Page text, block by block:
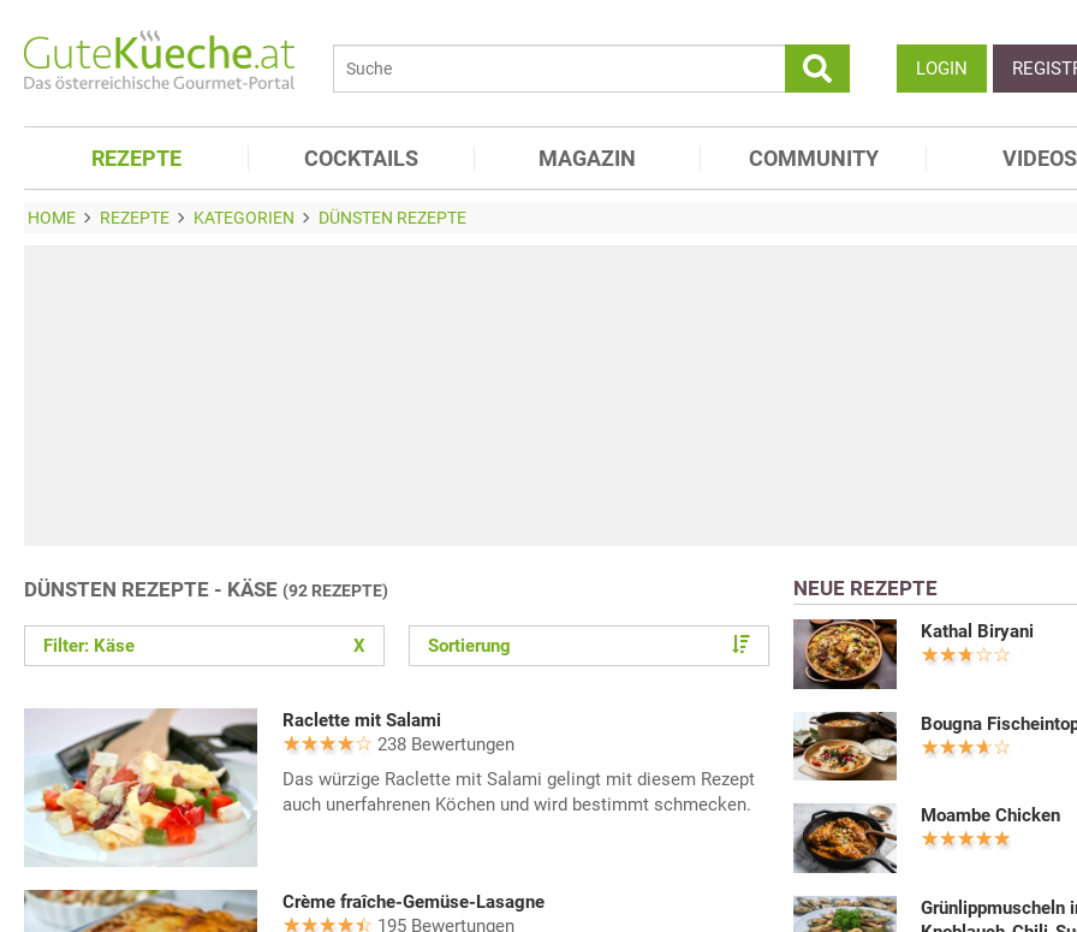
LOGIN
REZEPTE COCKTAILS MAGAZIN COMMUNITY VIDEOS
HOME REZEPTE KATEGORIEN DÜNSTEN REZEPTE
DÜNSTEN REZEPTE - KÄSE (92 REZEPTE)
Filter: Käse X Sortierung
Raclette mit Salami
238 Bewertungen
Das würzige Raclette mit Salami gelingt mit diesem Rezept
auch unerfahrenen Köchen und wird bestimmt schmecken.
Crème fraîche-Gemüse-Lasagne
195 Bewertungen
NEUE REZEPTE
Kathal Biryani
Bougna
Moambe Chicken
Grünlippmuscheln